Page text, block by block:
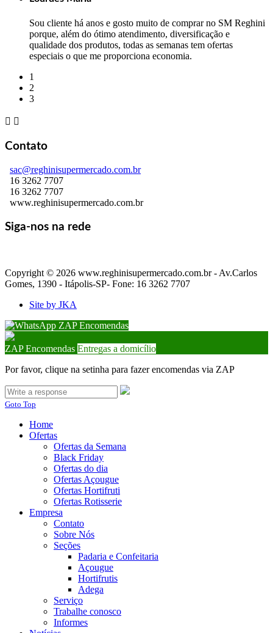
Sou cliente há anos e gosto muito de comprar no SM Reghini
porque, além do ótimo atendimento, diversificação e
qualidade dos produtos, todas as semanas tem ofertas
especiais o que me proporciona economia.
1
2
3
 
Contato
sac@reghinisupermercado.com.br
16 3262 7707
16 3262 7707
www.reghinisupermercado.com.br
Siga-nos na rede
Copyright © 2026 www.reghinisupermercado.com.br - Av.Carlos
Gomes, 1390 - Itápolis-SP- Fone: 16 3262 7707
Site by JKA
ZAP Encomendas
ZAP Encomendas Entregas a domicílio
Por favor, clique na setinha para fazer encomendas via ZAP
Goto Top
Home
Ofertas
Ofertas da Semana
Black Friday
Ofertas do dia
Ofertas Açougue
Ofertas Hortifruti
Ofertas Rotisserie
Empresa
Contato
Sobre Nós
Seções
Padaria e Confeitaria
Açougue
Hortifrutis
Adega
Serviço
Trabalhe conosco
Informes